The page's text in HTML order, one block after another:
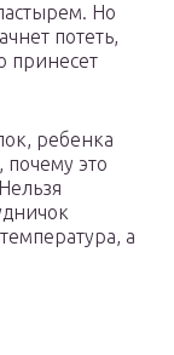
Но
потеть,
принесет
ребенка
почему это
а